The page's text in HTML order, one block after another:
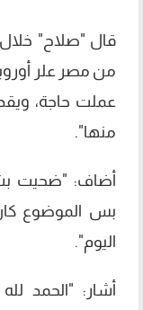
قال "صلاح" خلال
من مصر علر
عملت حاجة،
منها".
أضاف: "ضحيت
اليوم".
أشار: "الحمد